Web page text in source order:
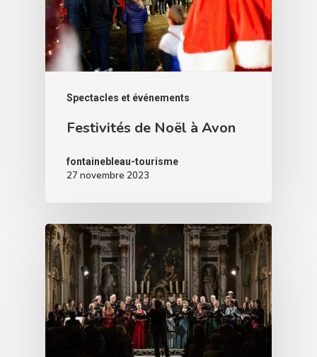
Spectacles et événements
Festivités de Noël à Avon
fontainebleau-tourisme
27 novembre 2023